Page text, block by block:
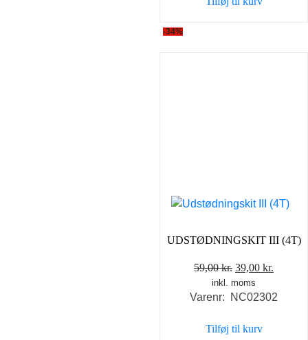
-34%
UDSTØDNINGSKIT III (4T)
59,00kr. Den
oprindelige
pris
59,00 kr..
39,00 kr.
pris
inkl. moms
Varenr: NC02302
Tilføj til kurv